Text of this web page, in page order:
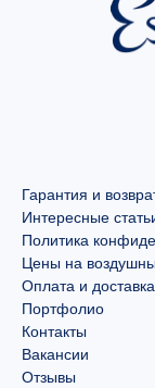
Гарантия и
Интересные
Политика
Цены на
Оплата и доставка
Портфолио
Контакты
Вакансии
Отзывы